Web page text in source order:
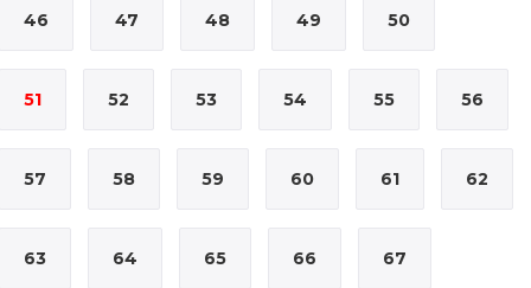
46 47 48 49 50
51 52 53 54 55 56
57 58 59 60 61 62
63 64 65 66 67